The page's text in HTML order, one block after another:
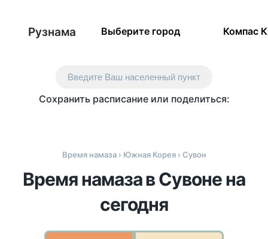
Рузнама Выберите город Компас
Введите Ваш населенный пункт
Сохранить расписание или поделиться:
Время намаза› Южная Корея› Сувон
Время намаза в Сувоне на
сегодня